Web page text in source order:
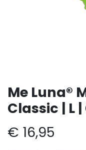
Me Luna®
Classic | L
€ 16,95